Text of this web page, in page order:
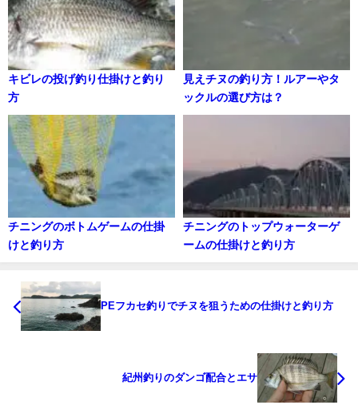
キビレの投げ釣り仕掛けと釣り
方
見えチヌの釣り方！ルアーやタ
ックルの選び方は？
チニングのボトムゲームの仕掛
けと釣り方
チニングのトップウォーターゲ
ームの仕掛けと釣り方
PEフカセ釣りでチヌを狙うための仕掛けと釣り方
紀州釣りのダンゴ配合とエサ